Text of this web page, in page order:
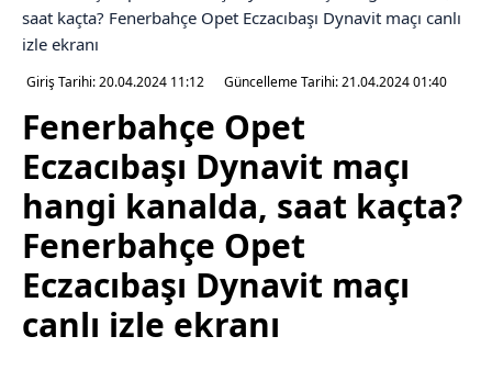
saat kaçta? Fenerbahçe Opet Eczacıbaşı Dynavit maçı canlı
izle ekranı
Giriş Tarihi: 20.04.2024 11:12 Güncelleme Tarihi: 21.04.202401:40
Fenerbahçe Opet
Eczacıbaşı Dynavit maçı
hangi kanalda, saat kaçta?
Fenerbahçe Opet
Eczacıbaşı Dynavit maçı
canlı izle ekranı